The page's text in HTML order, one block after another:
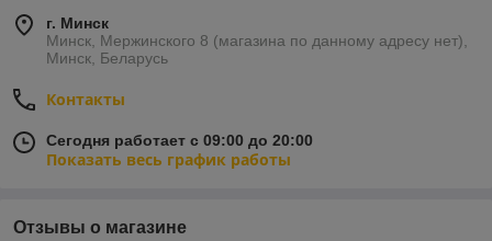
г. Минск
Минск, Мержинского 8 (магазина по данному адресу нет),
Минск, Беларусь
Контакты
Сегодня работает с 09:00 до 20:00
Показать весь график работы
Отзывы о магазине